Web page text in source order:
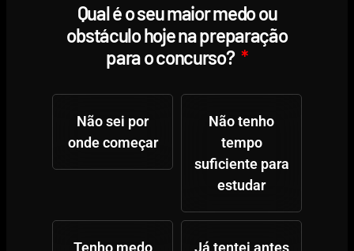
Qual é o seu maior medo ou
obstáculo hoje na preparação
para o concurso?
Não sei por
onde começar
Não tenho
tempo
suficiente para
estudar
Tenho medo
Já tentei antes